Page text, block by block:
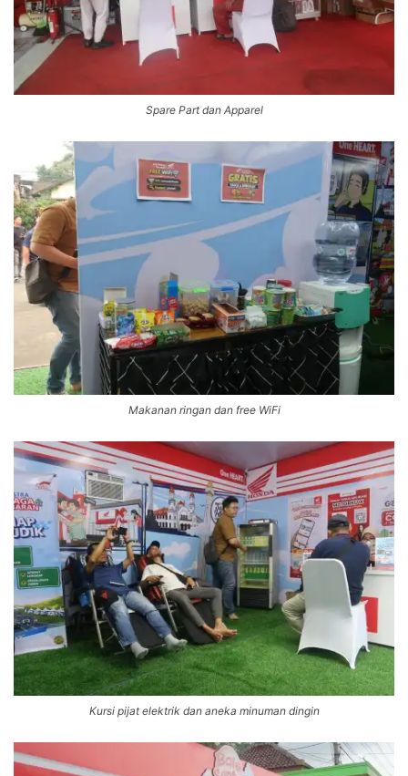
Spare Part dan Apparel
Makanan ringan dan free WiFi
Kursi pijat elektrik dan aneka minuman dingin